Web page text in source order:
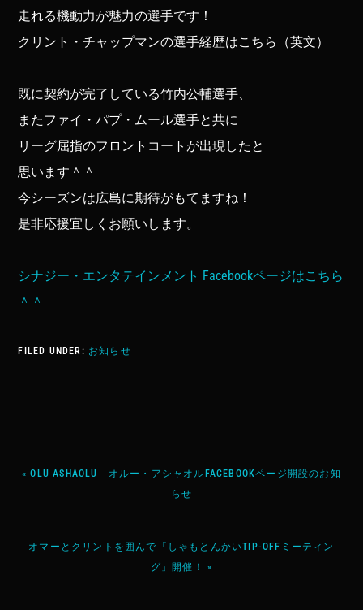
走れる機動力が魅力の選手です！
クリント・チャップマンの選手経歴はこちら（英文）
既に契約が完了している竹内公輔選手、
またファイ・パプ・ムール選手と共に
リーグ屈指のフロントコートが出現したと
思います＾＾
今シーズンは広島に期待がもてますね！
是非応援宜しくお願いします。
シナジー・エンタテインメント Facebookページはこちら
＾＾
FILED UNDER: お知らせ
« OLU ASHAOLU オルー・アシャオルFACEBOOKページ開設のお知
らせ
オマーとクリントを囲んで「しゃもとんかいTIP-OFFミーティン
グ」開催！ »